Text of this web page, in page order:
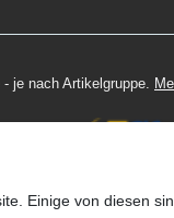
je nach Artikelgruppe.
Einige von diesen